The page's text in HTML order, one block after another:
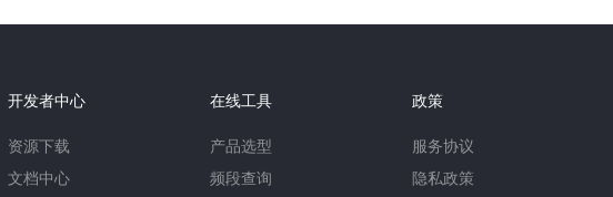
开发者中心
资源下载
文档中心
在线工具
产品选型
频段查询
政策
服务协议
隐私政策